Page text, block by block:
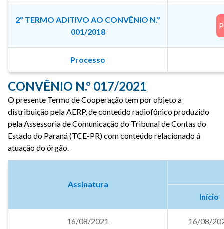
2º TERMO ADITIVO AO CONVÊNIO N.º
001/2018
Processo
CONVÊNIO N.º 017/2021
O presente Termo de Cooperação tem por objeto a
distribuição pela AERP, de conteúdo radiofônico produzido
pela Assessoria de Comunicação do Tribunal de Contas do
Estado do Paraná (TCE-PR) com conteúdo relacionado á
atuação do órgão.
Assinatura
Início
16/08/2021 16/08/